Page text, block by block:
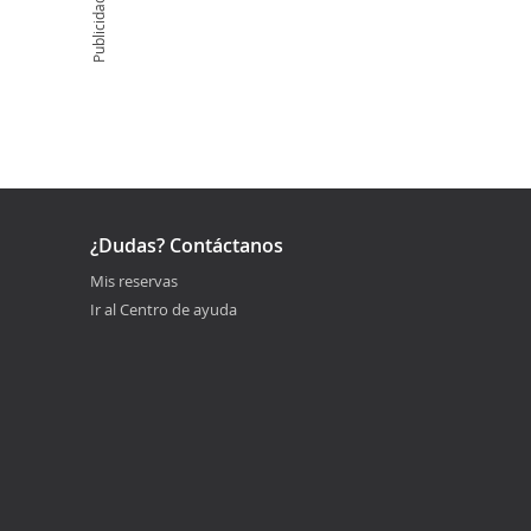
Publicidad
¿Dudas? Contáctanos
Mis reservas
Ir al Centro de ayuda